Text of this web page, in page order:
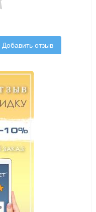
Добавить отзыв